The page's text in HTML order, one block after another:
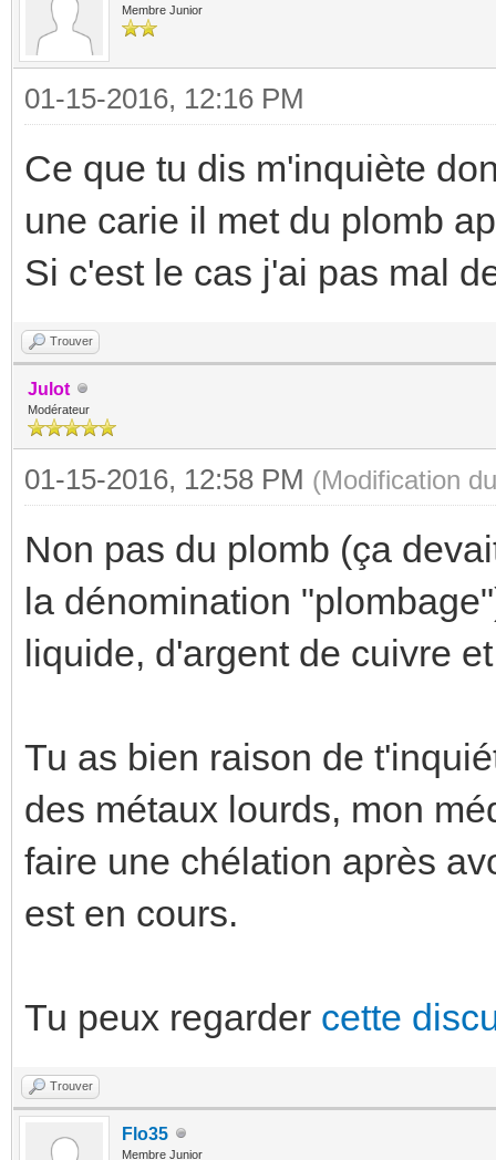
Membre Junior
01-15-2016, 12:16 PM
Ce que tu dis m'inquiète
une carie il met du plomb
Si c'est le cas j'ai pas mal
Trouver
Julot
Modérateur
01-15-2016, 12:58 PM (Modification
Non pas du plomb (ça
la dénomination
liquide, d'argent de cuivre
Tu as bien raison de
des métaux lourds, mon
faire une chélation après
est en cours.
Tu peux regarder cette
Trouver
Flo35
Membre Junior